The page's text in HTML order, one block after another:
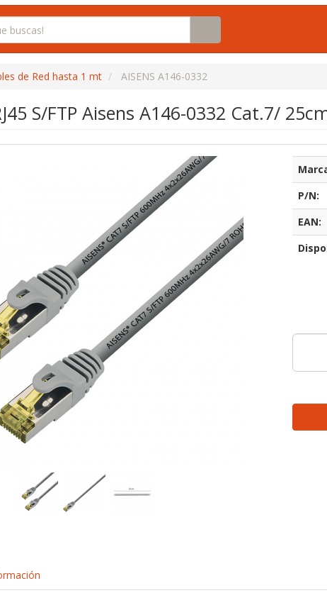
de Red hasta 1 mt AISENS A146-0332
S/FTP Aisens A146-0332 Cat.7/
P/N:
EAN: